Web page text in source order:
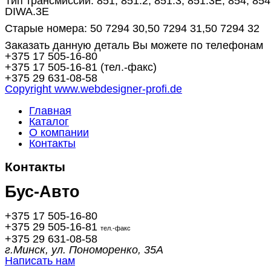
DIWA.3E
Старые номера: 50 7294 30,50 7294 31,50 7294 32
Заказать данную деталь Вы можете по телефонам
+375 17 505-16-80
+375 17 505-16-81 (тел.-факс)
+375 29 631-08-58
Copyright www.webdesigner-profi.de
Главная
Каталог
О компании
Контакты
Контакты
Бус-Авто
+375 17 505-16-80
+375 29 505-16-81 тел.-факс
+375 29 631-08-58
г.Минск, ул. Пономоренко, 35А
Написать нам